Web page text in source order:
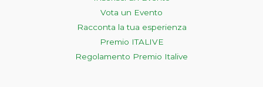
Vota un Evento
Racconta la tua esperienza
Premio ITALIVE
Regolamento Premio Italive